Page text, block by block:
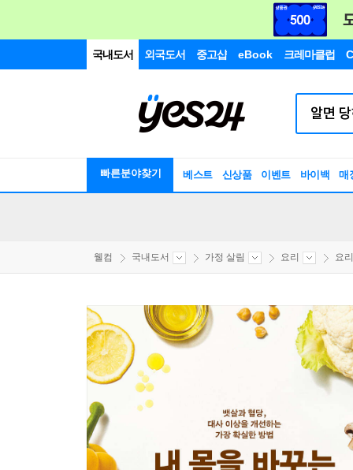
국내도서 외국도서 중고샵 eBook 크레마클럽
빠른분야찾기 베스트 신상품 이벤트 바이백 매
웰컴 국내도서 가정 살림 요리 요